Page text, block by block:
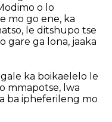
o lo
mo go ene, ka
le ditshupo tse
gare ga lona, jaaka
ka boikaelelo le
mmapotse, lwa
ba ipheferileng mo